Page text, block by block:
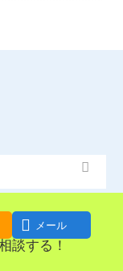
 メール
談する！